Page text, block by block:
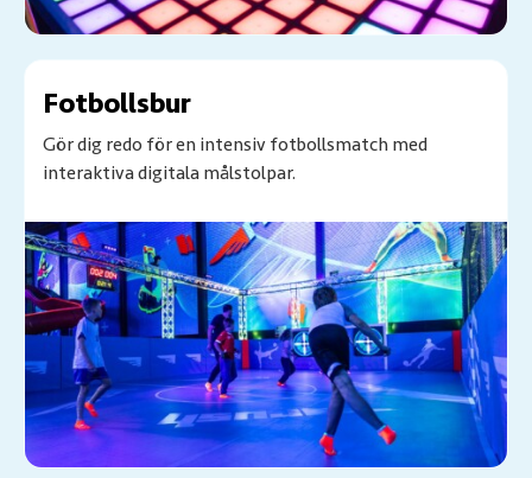
Fotbollsbur
Gör dig redo för en intensiv fotbollsmatch med
interaktiva digitala målstolpar.